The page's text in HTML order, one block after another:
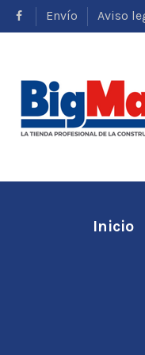
Envío Aviso
Inicio